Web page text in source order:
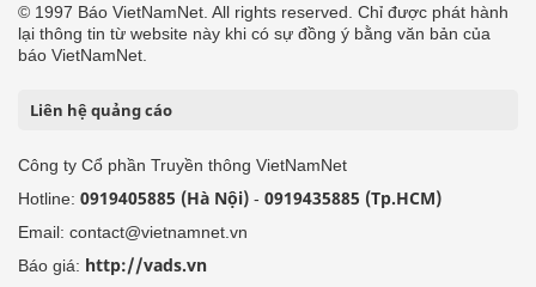
© 1997 Báo VietNamNet. All rights reserved. Chỉ được phát hành
lại thông tin từ website này khi có sự đồng ý bằng văn bản của
báo VietNamNet.
Liên hệ quảng cáo
Công ty Cổ phần Truyền thông VietNamNet
Hotline: 0919405885 (Hà Nội) - 0919435885 (Tp.HCM)
Email: contact@vietnamnet.vn
Báo giá: http://vads.vn